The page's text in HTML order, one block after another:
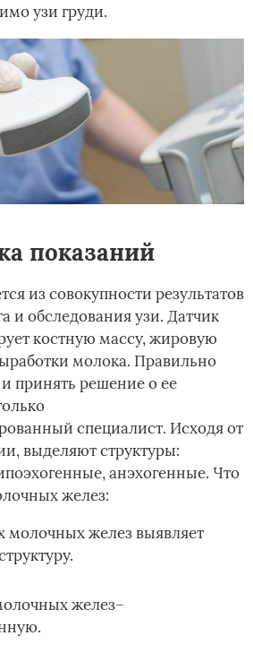
узи груди.
показаний
из совокупности результатов
и обследования узи. Датчик
костную массу, жировую
молока. Правильно
принять решение о ее
специалист. Исходя от
выделяют структуры:
анэхогенные. Что
желез:
молочных желез выявляет
желез–